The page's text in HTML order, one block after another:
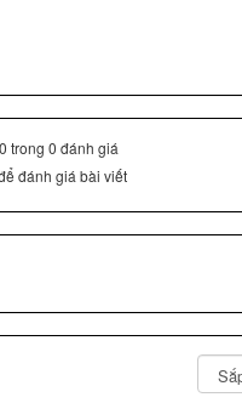
trong 0 đánh giá
đánh giá bài viết